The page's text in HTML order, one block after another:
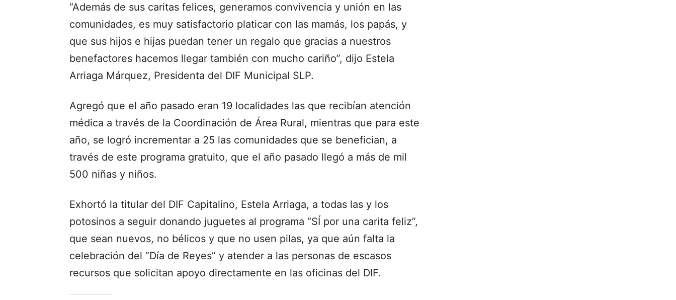
“Además de sus caritas felices, generamos convivencia y unión en las
comunidades, es muy satisfactorio platicar con las mamás, los papás, y
que sus hijos e hijas puedan tener un regalo que gracias a nuestros
benefactores hacemos llegar también con mucho cariño”, dijo Estela
Arriaga Márquez, Presidenta del DIF Municipal SLP.
Agregó que el año pasado eran 19 localidades las que recibían atención
médica a través de la Coordinación de Área Rural, mientras que para este
año, se logró incrementar a 25 las comunidades que se benefician, a
través de este programa gratuito, que el año pasado llegó a más de mil
500 niñas y niños.
Exhortó la titular del DIF Capitalino, Estela Arriaga, a todas las y los
potosinos a seguir donando juguetes al programa “SÍ por una carita feliz”,
que sean nuevos, no bélicos y que no usen pilas, ya que aún falta la
celebración del “Día de Reyes” y atender a las personas de escasos
recursos que solicitan apoyo directamente en las oficinas del DIF.